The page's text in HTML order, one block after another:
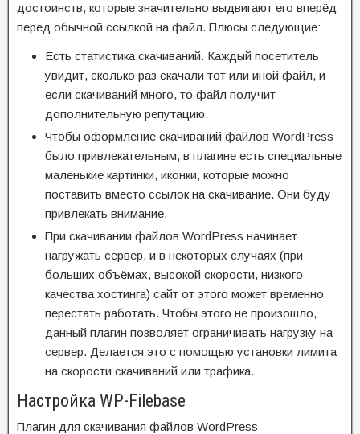
достоинств, которые значительно выдвигают его вперёд
перед обычной ссылкой на файл. Плюсы следующие:
Есть статистика скачиваний. Каждый посетитель
увидит, сколько раз скачали тот или иной файл, и
если скачиваний много, то файл получит
дополнительную репутацию.
Чтобы оформление скачиваний файлов WordPress
было привлекательным, в плагине есть специальные
маленькие картинки, иконки, которые можно
поставить вместо ссылок на скачивание. Они буду
привлекать внимание.
При скачивании файлов WordPress начинает
нагружать сервер, и в некоторых случаях (при
больших объёмах, высокой скорости, низкого
качества хостинга) сайт от этого может временно
перестать работать. Чтобы этого не произошло,
данный плагин позволяет ограничивать нагрузку на
сервер. Делается это с помощью установки лимита
на скорости скачиваний или трафика.
Настройка WP-Filebase
Плагин для скачивания файлов WordPress